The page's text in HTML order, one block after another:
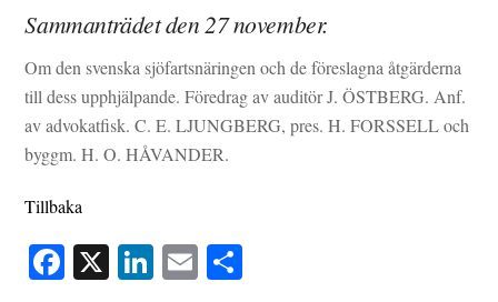
Sammanträdet den 27 november.
Om den svenska sjöfartsnäringen och de föreslagna åtgärderna
till dess upphjälpande. Föredrag av auditör J. ÖSTBERG. Anf.
av advokatfisk. C. E. LJUNGBERG, pres. H. FORSSELL och
byggm. H. O. HÅVANDER.
Tillbaka
Fa X Li E